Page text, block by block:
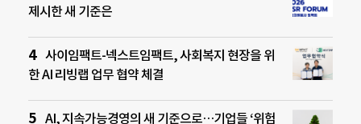
제시한 새 기준은
사이임팩트-넥스트임팩트, 사회복지 현장을 위
한 AI 리빙랩 업무 협약 체결
AI, 지속가능경영의 새 기준으로…기업들 ‘위험